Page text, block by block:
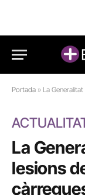
Portada » La Generalitat
La
lesions